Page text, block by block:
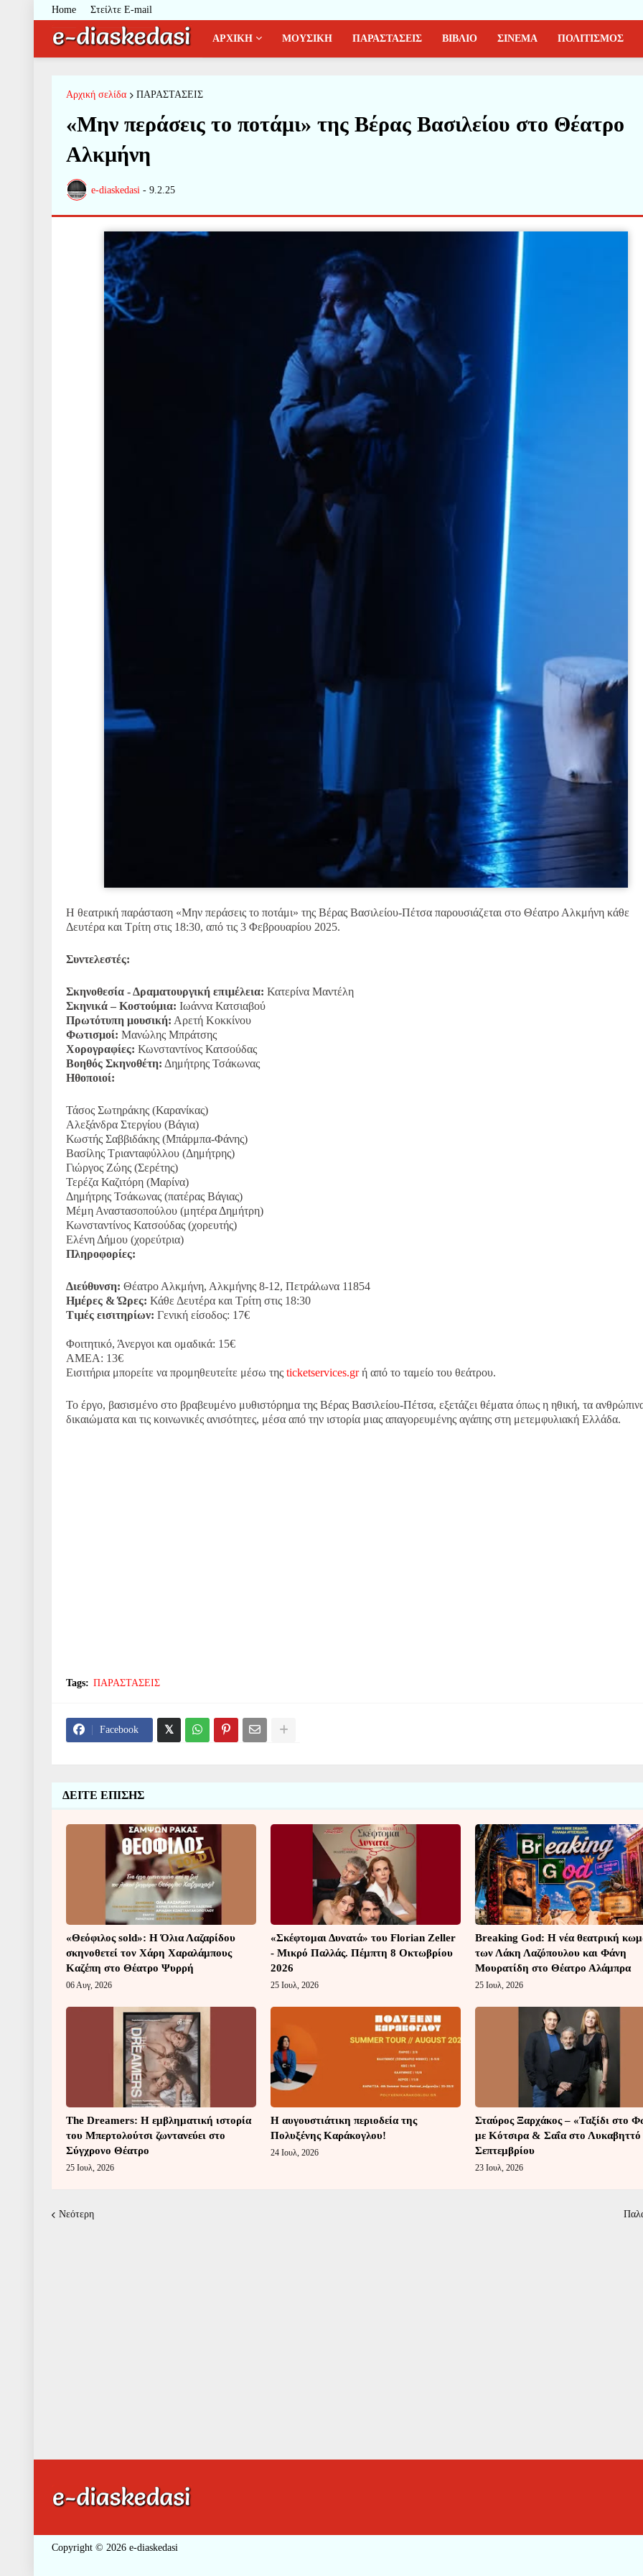
Home Στείλτε E-mail
ΑΡΧΙΚΗ ΜΟΥΣΙΚΗ ΠΑΡΑΣΤΑΣΕΙΣ ΒΙΒΛΙΟ ΣΙΝΕΜΑ ΠΟΛΙΤΙΣΜΟΣ
Αρχική σελίδα ΠΑΡΑΣΤΑΣΕΙΣ
«Μην περάσεις το ποτάμι» της Βέρας Βασιλείου στο Θέατρο
Αλκμήνη
e-diaskedasi - 9.2.25
Η θεατρική παράσταση «Μην περάσεις το ποτάμι» της Βέρας Βασιλείου-Πέτσα παρουσιάζεται στο Θέατρο Αλκμήνη κάθε
Δευτέρα και Τρίτη στις 18:30, από τις 3 Φεβρουαρίου 2025.
Συντελεστές:
Σκηνοθεσία - Δραματουργική επιμέλεια: Κατερίνα Μαντέλη
Σκηνικά – Κοστούμια: Ιωάννα Κατσιαβού
Πρωτότυπη μουσική: Αρετή Κοκκίνου
Φωτισμοί: Μανώλης Μπράτσης
Χορογραφίες: Κωνσταντίνος Κατσούδας
Βοηθός Σκηνοθέτη: Δημήτρης Τσάκωνας
Ηθοποιοί:
Τάσος Σωτηράκης (Καρανίκας)
Αλεξάνδρα Στεργίου (Βάγια)
Κωστής Σαββιδάκης (Μπάρμπα-Φάνης)
Βασίλης Τριανταφύλλου (Δημήτρης)
Γιώργος Ζώης (Σερέτης)
Τερέζα Καζιτόρη (Μαρίνα)
Δημήτρης Τσάκωνας (πατέρας Βάγιας)
Μέμη Αναστασοπούλου (μητέρα Δημήτρη)
Κωνσταντίνος Κατσούδας (χορευτής)
Ελένη Δήμου (χορεύτρια)
Πληροφορίες:
Διεύθυνση: Θέατρο Αλκμήνη, Αλκμήνης 8-12, Πετράλωνα 11854
Ημέρες & Ώρες: Κάθε Δευτέρα και Τρίτη στις 18:30
Τιμές εισιτηρίων: Γενική είσοδος: 17€
Φοιτητικό, Άνεργοι και ομαδικά: 15€
ΑΜΕΑ: 13€
Εισιτήρια μπορείτε να προμηθευτείτε μέσω της ticketservices.gr ή από το ταμείο του θεάτρου.
Το έργο, βασισμένο στο βραβευμένο μυθιστόρημα της Βέρας Βασιλείου-Πέτσα, εξετάζει θέματα όπως η ηθική, τα
δικαιώματα και τις κοινωνικές ανισότητες, μέσα από την ιστορία μιας απαγορευμένης αγάπης στη μετεμφυλιακή Ελλάδα.
Tags: ΠΑΡΑΣΤΑΣΕΙΣ
Facebook
ΔΕΙΤΕ ΕΠΙΣΗΣ
«Θεόφιλος sold»: Η Όλια Λαζαρίδου
σκηνοθετεί τον Χάρη Χαραλάμπους
Καζέπη στο Θέατρο Ψυρρή
06 Αυγ, 2026
«Σκέφτομαι Δυνατά» του Florian Zeller
- Μικρό Παλλάς. Πέμπτη 8 Οκτωβρίου
2026
25 Ιουλ, 2026
Breaking God: Η νέα θεατρική
των Λάκη Λαζόπουλου και Φάνη
Μουρατίδη στο Θέατρο Αλάμπρα
25 Ιουλ, 2026
The Dreamers: Η εμβληματική ιστορία
του Μπερτολούτσι ζωντανεύει στο
Σύγχρονο Θέατρο
25 Ιουλ, 2026
Η αυγουστιάτικη περιοδεία της
Πολυξένης Καράκογλου!
24 Ιουλ, 2026
Σταύρος Ξαρχάκος – «Ταξίδι στο
με Κότσιρα & Σαΐα στο Λυκαβηττό
Σεπτεμβρίου
23 Ιουλ, 2026
Νεότερη
Copyright © 2026 e-diaskedasi